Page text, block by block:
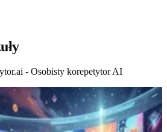
- Osobisty korepetytor AI